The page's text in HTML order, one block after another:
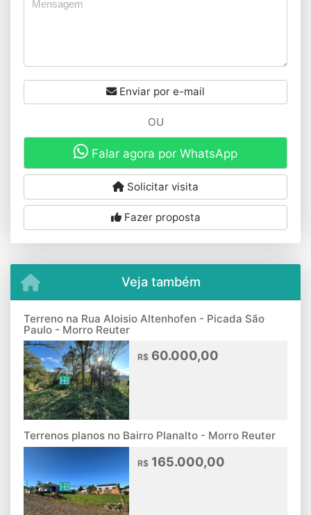
Enviar por e-mail
OU
Falar agora por WhatsApp
Solicitar visita
Fazer proposta
Veja também
Terreno na Rua Aloisio Altenhofen - Picada São
Paulo - Morro Reuter
R$ 60.000,00
Terrenos planos no Bairro Planalto - Morro Reuter
R$ 165.000,00